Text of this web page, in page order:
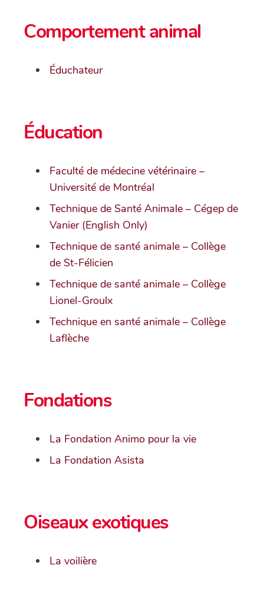
Comportement animal
Éduchateur
Éducation
Faculté de médecine vétérinaire –
Université de Montréal
Technique de Santé Animale – Cégep de
Vanier (English Only)
Technique de santé animale – Collège
de St-Félicien
Technique de santé animale – Collège
Lionel-Groulx
Technique en santé animale – Collège
Laflèche
Fondations
La Fondation Animo pour la vie
La Fondation Asista
Oiseaux exotiques
La voilière